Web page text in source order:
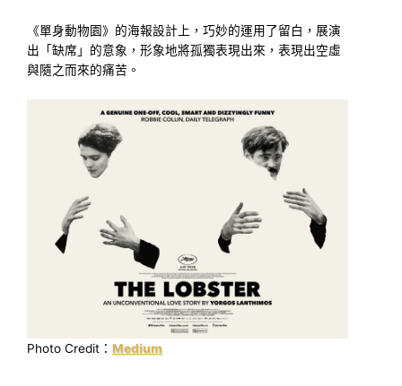
《單身動物園》的海報設計上，巧妙的運用了留白，展演
出「缺席」的意象，形象地將孤獨表現出來，表現出空虛
與隨之而來的痛苦。
Photo Credit： Medium